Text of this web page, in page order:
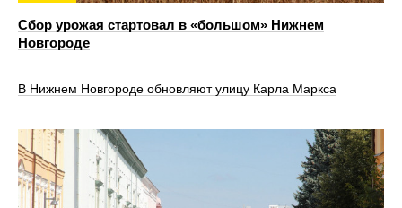
Сбор урожая стартовал в «большом» Нижнем
Новгороде
В Нижнем Новгороде обновляют улицу Карла Маркса